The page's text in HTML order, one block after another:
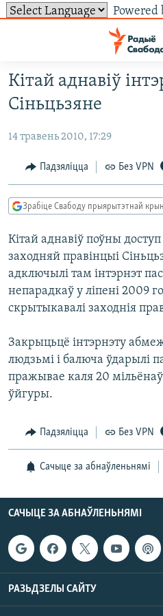
Powered
ўнівэрсальнага
доступу
Перайсьці
да
галоўнага
Перайсьці
да
галоўнай
навігацыі
Перайсьці
да
пошуку
ВІДЭА І ФОТА
ЛЮДЗІ
ЭКАНОМІКА
ВАЙНА
БЕЛАРУСЫ НА ВАЙНЕ
ПАЛІТВЯЗЬНІ
КУЛЬТУРА
КАЛЯНДАР
ТОЛЬКІ НА СВАБОДЗЕ
ТЭСТЫ
БЛОГІ
ПАДКАСТЫ
КНІГІ
АЎДЫЁКНІГІ
PREMIUM
МОВА
НА ХВАЛЯХ СВАБОДЫ
СУВЯЗЬ
АБЫСЬЦІ БЛЯКАВАНЬНЕ
ПАДПІСАЦЦА
ПАДКАСТЫ
FACEBOOK
TWITTER
САЧЫЦЕ ЗА АБНАЎЛЕНЬНЯМІ
Усе сайты РС/РСЭ
Кітай аднавіў
Сіньцьзяне
14 травень 2010, 17:29
Падзяліцца Без VPN
Зрабіце Свабоду прыярытэтнай
Кітай аднавіў поўны
заходняй правінцыі
адключылі там інтэрнэт
непарадкаў у ліпені 2009
скрытыкавалі заходнія
Закрыцьцё інтэрнэту
людзьмі і балюча ўдарылі
пражывае каля 20
ўйгуры.
Падзяліцца Без VPN
Сачыце за абнаўленьнямі
САЧЫЦЕ ЗА АБНАЎЛЕНЬНЯМІ
РАЗЬДЗЕЛЫ САЙТУ